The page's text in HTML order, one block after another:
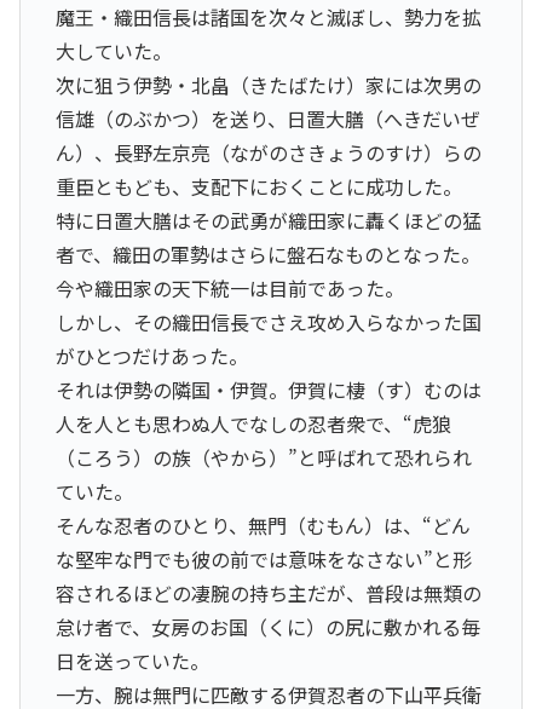
魔王・織田信長は諸国を次々と滅ぼし、勢力を拡
大していた。
次に狙う伊勢・北畠（きたばたけ）家には次男の
信雄（のぶかつ）を送り、日置大膳（へきだいぜ
ん）、長野左京亮（ながのさきょうのすけ）らの
重臣ともども、支配下におくことに成功した。
特に日置大膳はその武勇が織田家に轟くほどの猛
者で、織田の軍勢はさらに盤石なものとなった。
今や織田家の天下統一は目前であった。
しかし、その織田信長でさえ攻め入らなかった国
がひとつだけあった。
それは伊勢の隣国・伊賀。伊賀に棲（す）むのは
人を人とも思わぬ人でなしの忍者衆で、“虎狼
（ころう）の族（やから）”と呼ばれて恐れられ
ていた。
そんな忍者のひとり、無門（むもん）は、“どん
な堅牢な門でも彼の前では意味をなさない”と形
容されるほどの凄腕の持ち主だが、普段は無類の
怠け者で、女房のお国（くに）の尻に敷かれる毎
日を送っていた。
一方、腕は無門に匹敵する伊賀忍者の下山平兵衛